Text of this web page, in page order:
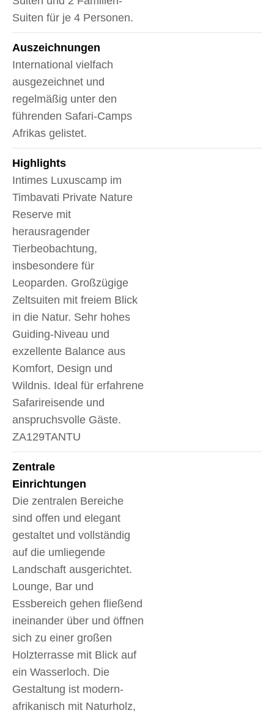
Suiten für je 4 Personen.
Auszeichnungen
International vielfach
ausgezeichnet und
regelmäßig unter den
führenden Safari-Camps
Afrikas gelistet.
Highlights
Intimes Luxuscamp im
Timbavati Private Nature
Reserve mit
herausragender
Tierbeobachtung,
insbesondere für
Leoparden. Großzügige
Zeltsuiten mit freiem Blick
in die Natur. Sehr hohes
Guiding-Niveau und
exzellente Balance aus
Komfort, Design und
Wildnis. Ideal für erfahrene
Safarireisende und
anspruchsvolle Gäste.
ZA129TANTU
Zentrale
Einrichtungen
Die zentralen Bereiche
sind offen und elegant
gestaltet und vollständig
auf die umliegende
Landschaft ausgerichtet.
Lounge, Bar und
Essbereich gehen fließend
ineinander über und öffnen
sich zu einer großen
Holzterrasse mit Blick auf
ein Wasserloch. Die
Gestaltung ist modern-
afrikanisch mit Naturholz,